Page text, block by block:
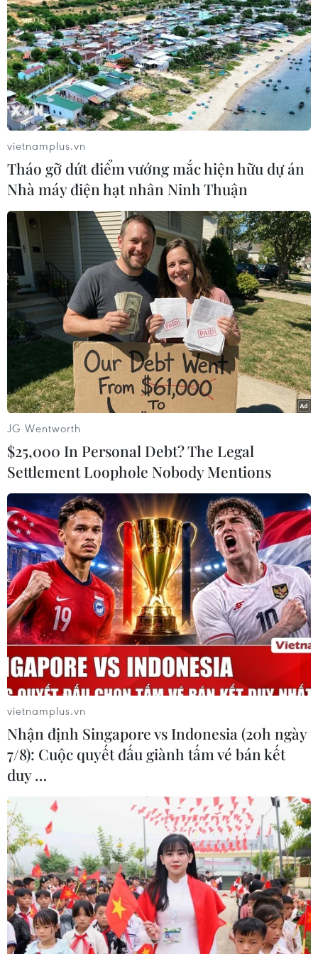
Các trường xác định tiêu chí đảm bảo
chất lượng tuyển sinh
06/05/2014 08:30
Đối với các trường, các ngành không quy định môn thi
chính, tiêu chí đảm bảo chất lượng đầu vào là các mức
điểm xét tuyển cơ bản cho từng khối thi.
Đổi mới xét tuyển đại học: “Bình cũ”,
“rượu” càng cũ
22/04/2014 08:47
Bộ Giáo dục và Đào tạo vừa công bố dự thảo thay đổi
cách xét tuyển vào đại học, nhưng theo lãnh đạo các
trường, bản chất việc xét tuyển vẫn như 12 năm qua.
vietnamplus.vn
Tháo gỡ dứt điểm vướng mắc hiện hữu dự án
Nhà máy điện hạt nhân Ninh Thuận
JG Wentworth
$25,000 In Personal Debt? The Legal
Settlement Loophole Nobody Mentions
vietnamplus.vn
Nhận định Singapore vs Indonesia (20h ngày
7/8): Cuộc quyết đấu giành tấm vé bán kết
duy …